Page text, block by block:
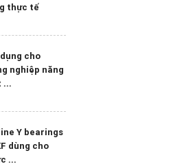
thực tế
cho
nghiệp năng
...
Y bearings
dùng cho
...